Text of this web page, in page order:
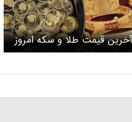
آخرین قیمت طلا و سکه امروز
پنجشنبه ۲۷ فروردین ۱۴۰۵/